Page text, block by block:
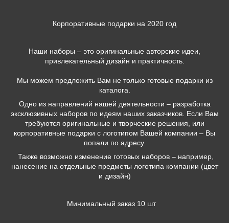
Корпоративные подарки на 2020 год
Наши наборы – это оригинальные авторские идеи,
привлекательный дизайн и практичность.
Мы можем предложить Вам не только готовые подарки из
каталога.
Одно из направлений нашей деятельности – разработка
эксклюзивных наборов по идеям наших заказчиков. Если Вам
требуются оригинальные и творческие решения, или
корпоративные подарки с логотипом Вашей компании – Вы
попали по адресу.
Также возможно изменение готовых наборов – например,
нанесение на отдельные предметы логотипа компании (цвет
и дизайн)
Минимальный заказ 10 шт